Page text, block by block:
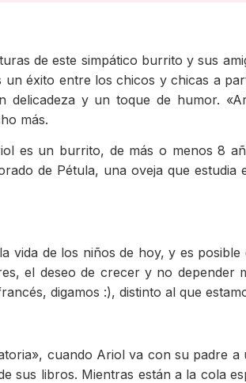
de este simpático burrito y sus
éxito entre los chicos y chicas a
y un toque de humor.
más.
es un burrito, de más o menos 8
de Pétula, una oveja que
de los niños de hoy, y es
el deseo de crecer y no
digamos :), distinto al que
cuando Ariol va con su padre
libros. Mientras están a la cola